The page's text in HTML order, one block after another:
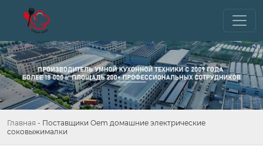
Главная - Поставщики Oem домашние электрические
соковыжималки